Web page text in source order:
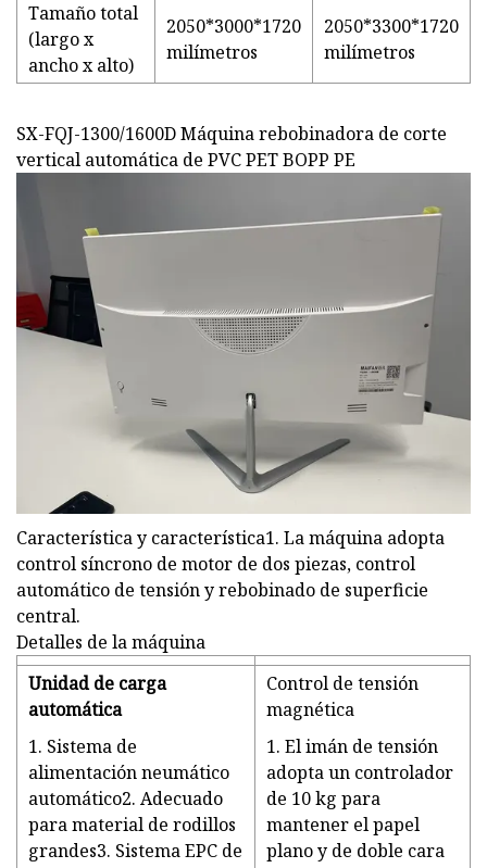
Tamaño total
(largo x
ancho x alto)
2050*3000*1720
milímetros
2050*3300*1720
milímetros
SX-FQJ-1300/1600D Máquina rebobinadora de corte
vertical automática de PVC PET BOPP PE
Característica y característica1. La máquina adopta
control síncrono de motor de dos piezas, control
automático de tensión y rebobinado de superficie
central.
Detalles de la máquina
Unidad de carga
automática
1. Sistema de
alimentación neumático
automático2. Adecuado
para material de rodillos
grandes3. Sistema EPC de
Control de tensión
magnética
1. El imán de tensión
adopta un controlador
de 10 kg para
mantener el papel
plano y de doble cara